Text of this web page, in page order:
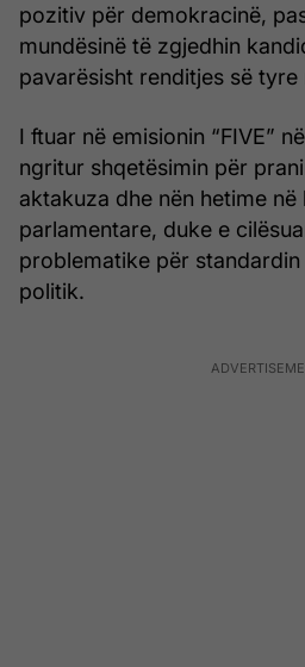
pozitiv për demokracinë,
mundësinë të zgjedhin
pavarësisht renditjes së
I ftuar në emisionin “FIVE”
ngritur shqetësimin për
aktakuza dhe nën hetime
parlamentare, duke e
problematike për
politik.